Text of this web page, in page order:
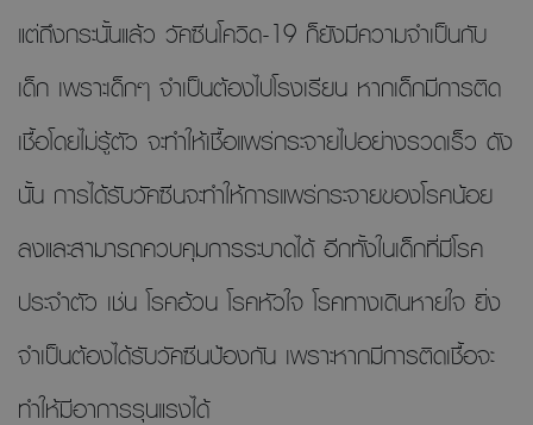
แต่ถึงกระนั้นแล้ว วัคซีนโควิด-19 ก็ยังมีความจำเป็นกับ
เด็ก เพราะเด็กๆ จำเป็นต้องไปโรงเรียน หากเด็กมีการติด
เชื้อโดยไม่รู้ตัว จะทำให้เชื้อแพร่กระจายไปอย่างรวดเร็ว ดัง
นั้น การได้รับวัคซีนจะทำให้การแพร่กระจายของโรคน้อย
ลงและสามารถควบคุมการระบาดได้ อีกทั้งในเด็กที่มีโรค
ประจำตัว เช่น โรคอ้วน โรคหัวใจ โรคทางเดินหายใจ ยิ่ง
จำเป็นต้องได้รับวัคซีนป้องกัน เพราะหากมีการติดเชื้อจะ
ทำให้มีอาการรุนแรงได้